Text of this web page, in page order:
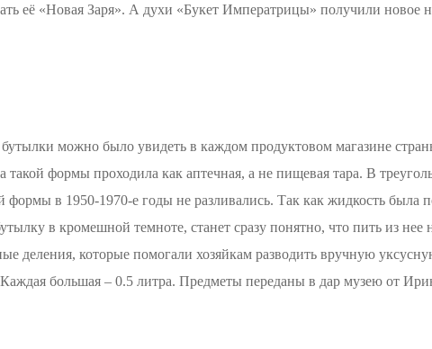
её «Новая Заря». А духи «Букет Императрицы» получили новое
можно было увидеть в каждом продуктовом магазине
формы проходила как аптечная, а не пищевая тара. В
в 1950-1970-е годы не разливались. Так как жидкость была
в кромешной темноте, станет сразу понятно, что пить из
деления, которые помогали хозяйкам разводить вручную
большая – 0.5 литра. Предметы переданы в дар музею от